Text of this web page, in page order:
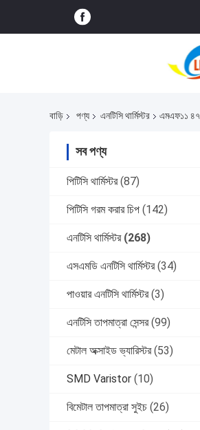
বাড়ি পণ্য এনটিসি থার্মিস্টর এমএফ১১
সব পণ্য
পিটিসি থার্মিস্টর (87)
পিটিসি গরম করার চিপ (142)
এনটিসি থার্মিস্টর (268)
এসএমডি এনটিসি থার্মিস্টর (34)
পাওয়ার এনটিসি থার্মিস্টর (3)
এনটিসি তাপমাত্রা সেন্সর (99)
মেটাল অক্সাইড ভ্যারিস্টর (53)
SMD Varistor (10)
বিমেটাল তাপমাত্রা সুইচ (26)